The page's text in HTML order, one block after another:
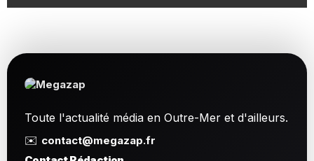
Toute l'actualité média en Outre-Mer et d'ailleurs.
✉️ contact@megazap.fr